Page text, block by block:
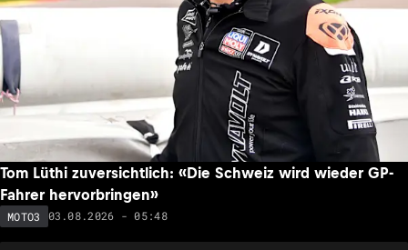
Tom Lüthi zuversichtlich: «Die Schweiz wird wieder GP-
Fahrer hervorbringen»
MOTO3 03.08.2026 - 05:48